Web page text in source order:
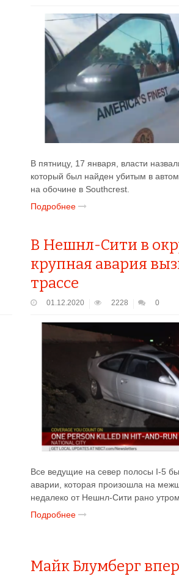
В пятницу, 17 января, власти
который был найден убитым в
на обочине в Southcrest.
Подробнее
В Нешнл-Сити в
крупная авария
трассе
01.12.2020 2228 0
Все ведущие на север полосы I-5
аварии, которая произошла на
недалеко от Нешнл-Сити рано утром
Подробнее
Майк Блумберг